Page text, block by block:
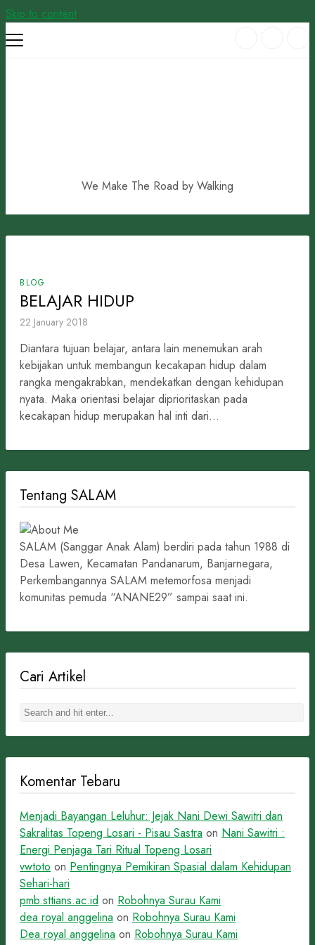
Skip to content
We Make The Road by Walking
BLOG
BELAJAR HIDUP
22 January 2018
Diantara tujuan belajar, antara lain menemukan arah
kebijakan untuk membangun kecakapan hidup dalam
rangka mengakrabkan, mendekatkan dengan kehidupan
nyata. Maka orientasi belajar diprioritaskan pada
kecakapan hidup merupakan hal inti dari...
Tentang SALAM
SALAM (Sanggar Anak Alam) berdiri pada tahun 1988 di
Desa Lawen, Kecamatan Pandanarum, Banjarnegara,
Perkembangannya SALAM metemorfosa menjadi
komunitas pemuda “ANANE29” sampai saat ini.
Cari Artikel
Komentar Tebaru
Menjadi Bayangan Leluhur: Jejak Nani Dewi Sawitri dan
Sakralitas Topeng Losari - Pisau Sastra on Nani Sawitri :
Energi Penjaga Tari Ritual Topeng Losari
vwtoto on Pentingnya Pemikiran Spasial dalam Kehidupan
Sehari-hari
pmb.sttians.ac.id on Robohnya Surau Kami
dea royal anggelina on Robohnya Surau Kami
Dea royal anggelina on Robohnya Surau Kami